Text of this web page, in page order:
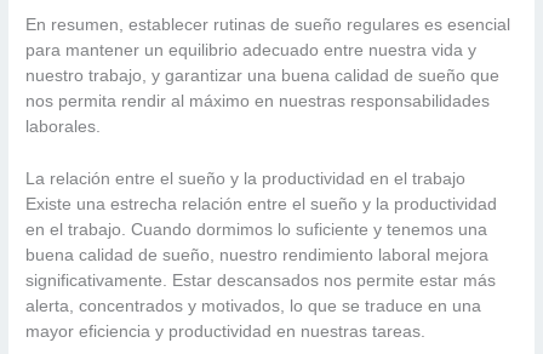
En resumen, establecer rutinas de sueño regulares es esencial
para mantener un equilibrio adecuado entre nuestra vida y
nuestro trabajo, y garantizar una buena calidad de sueño que
nos permita rendir al máximo en nuestras responsabilidades
laborales.
La relación entre el sueño y la productividad en el trabajo
Existe una estrecha relación entre el sueño y la productividad
en el trabajo. Cuando dormimos lo suficiente y tenemos una
buena calidad de sueño, nuestro rendimiento laboral mejora
significativamente. Estar descansados nos permite estar más
alerta, concentrados y motivados, lo que se traduce en una
mayor eficiencia y productividad en nuestras tareas.